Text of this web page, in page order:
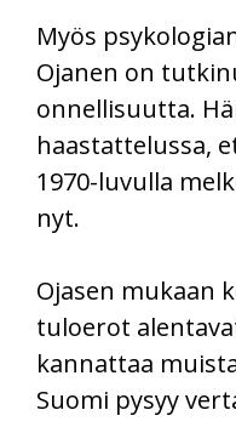
Myös
Ojanen on
onnellisuutta.
haastattelussa,
1970-luvulla
nyt.
Ojasen mukaan
tuloerot
kannattaa
Suomi pysyy